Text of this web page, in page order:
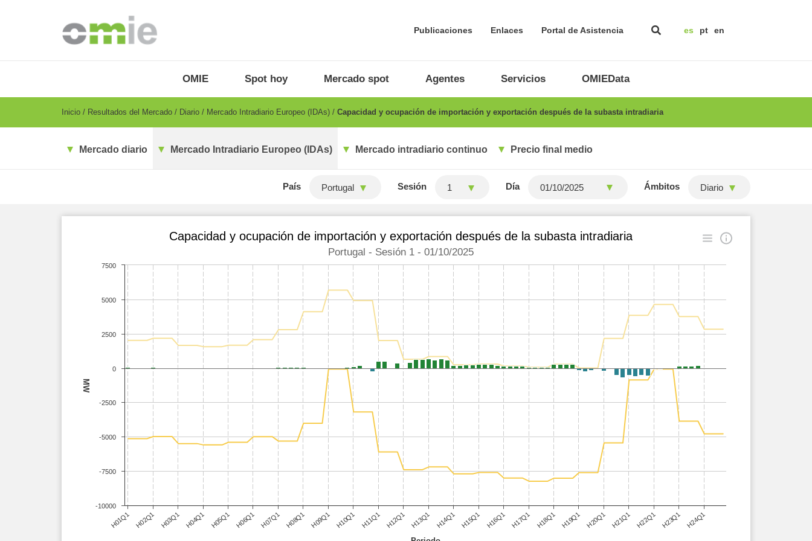
Publicaciones Enlaces Portal de Asistencia es pt en
ES
OMIE Spot hoy Mercado spot Agentes Servicios OMIEData
Breadcrumb
Inicio Resultados del Mercado Diario Mercado Intradiario Europeo (IDAs) Capacidad y ocupación de importación y exportación después de la subasta intradiaria
Mercado diario Mercado Intradiario Europeo (IDAs) Mercado intradiario continuo Precio final medio
País Portugal Sesión 1 Día Ámbitos Diario
MW
Capacidad y ocupación de importación y exportación después de la subasta intradiaria
Portugal - Sesión 1 - 01/10/2025
H01Q1 H02Q1 H03Q1 H04Q1 H05Q1 H06Q1 H07Q1 H08Q1 H09Q1 H10Q1 H11Q1 H12Q1 H13Q1 H14Q1 H15Q1 H16Q1 H17Q1 H18Q1 H19Q1 H20Q1 H21Q1 H22Q1 H23Q1 H24Q1
-10000
-7500
-5000
-2500
0
2500
5000
7500